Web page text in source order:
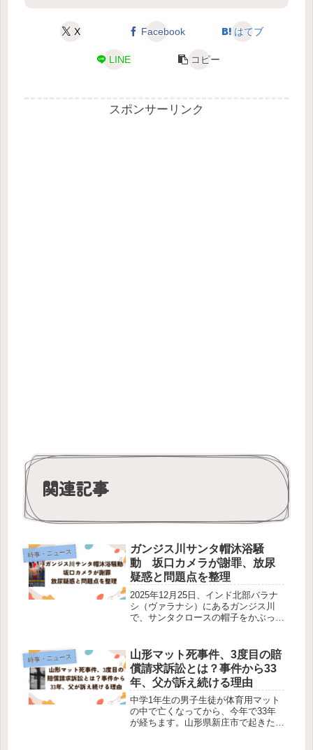
X Facebook はてブ
LINE コピー
スポンサーリンク
関連記事
時事・ニュース
ガンジス川サンタ帽沐浴騒
動 坂口カメラが謝罪、放尿
疑惑と問題点を整理
2025年12月25日、インド北部バラナ
シ（ヴァラナシ）にあるガンジス川
で、サンタクロースの帽子をかぶった
しました。当初の報道では「日本人旅
行者とみられる男性」とされ、日本...
時事・ニュース
山形マット死事件、3度目の賠
償請求訴訟とは？事件から33
年、父が訴え続ける理由
中学1年生の男子生徒が体育用マット
の中で亡くなってから、今年で33年
が経ちます。山形県新庄市で起きたこ